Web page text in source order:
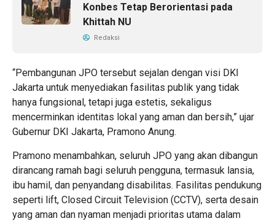
Konbes Tetap Berorientasi pada
Khittah NU
Redaksi
“Pembangunan JPO tersebut sejalan dengan visi DKI
Jakarta untuk menyediakan fasilitas publik yang tidak
hanya fungsional, tetapi juga estetis, sekaligus
mencerminkan identitas lokal yang aman dan bersih,” ujar
Gubernur DKI Jakarta, Pramono Anung.
Pramono menambahkan, seluruh JPO yang akan dibangun
dirancang ramah bagi seluruh pengguna, termasuk lansia,
ibu hamil, dan penyandang disabilitas. Fasilitas pendukung
seperti lift, Closed Circuit Television (CCTV), serta desain
yang aman dan nyaman menjadi prioritas utama dalam